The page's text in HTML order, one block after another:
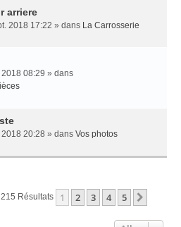
arriere
2018 17:22 » dans La Carrosserie
08:29 » dans
20:28 » dans Vos photos
Résultats 1 2 3 4 5